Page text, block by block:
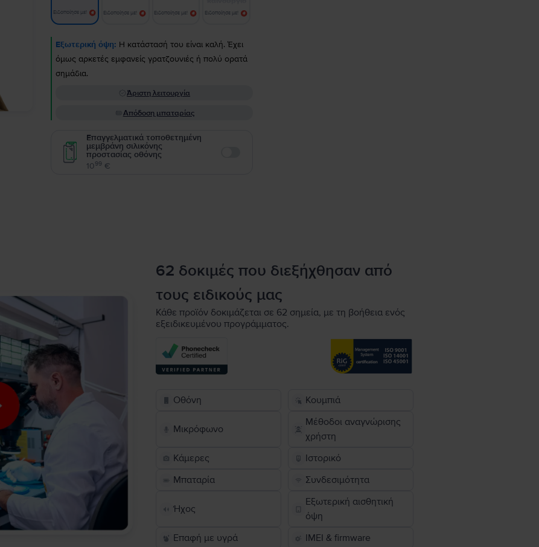
Ειδοποίησε με! Ειδοποίησε με! Ειδοποίησε με! Ειδοποίησε με!
Εξωτερική όψη: Η κατάστασή του είναι καλή. Έχει
όμως αρκετές εμφανείς γρατζουνιές ή πολύ ορατά
σημάδια.
Άριστη λειτουργία
Απόδοση μπαταρίας
Επαγγελματικά τοποθετημένη
μεμβράνη σιλικόνης
προστασίας οθόνης
1099 €
62 δοκιμές που διεξήχθησαν από
τους ειδικούς μας
Κάθε προϊόν δοκιμάζεται σε 62 σημεία, με τη βοήθεια ενός
εξειδικευμένου προγράμματος.
Οθόνη Κουμπιά
Μικρόφωνο
Μέθοδοι αναγνώρισης
χρήστη
Κάμερες
Ιστορικό
Μπαταρία
Συνδεσιμότητα
Ήχος
Εξωτερική αισθητική
όψη
Επαφή με υγρά
IMEI & firmware